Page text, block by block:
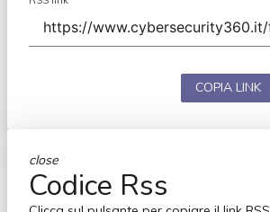
COPIA LINK
close
Codice Rss